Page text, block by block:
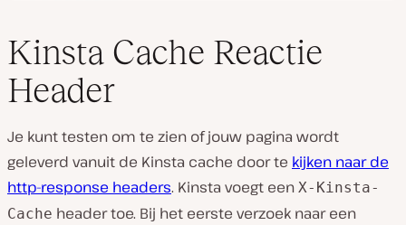
Kinsta Cache Reactie
Header
Je kunt testen om te zien of jouw pagina wordt
geleverd vanuit de Kinsta cache door te kijken naar de
http-response headers. Kinsta voegt een X-Kinsta-
Cache header toe. Bij het eerste verzoek naar een